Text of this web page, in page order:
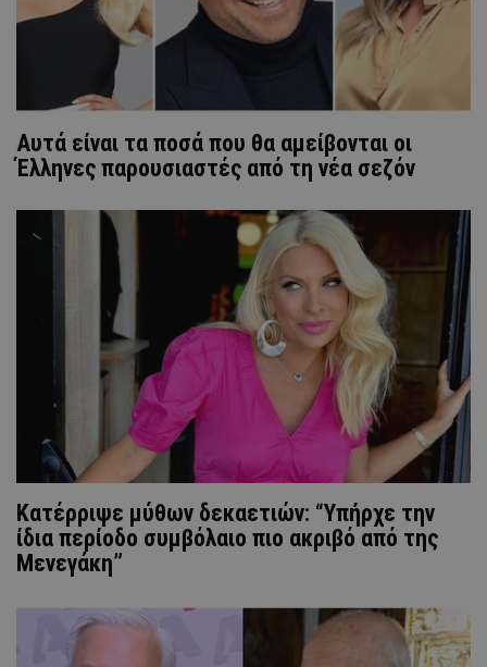
Αυτά είναι τα ποσά που θα αμείβονται οι
Έλληνες παρουσιαστές από τη νέα σεζόν
Κατέρριψε μύθων δεκαετιών: “Υπήρχε την
ίδια περίοδο συμβόλαιο πιο ακριβό από της
Μενεγάκη”